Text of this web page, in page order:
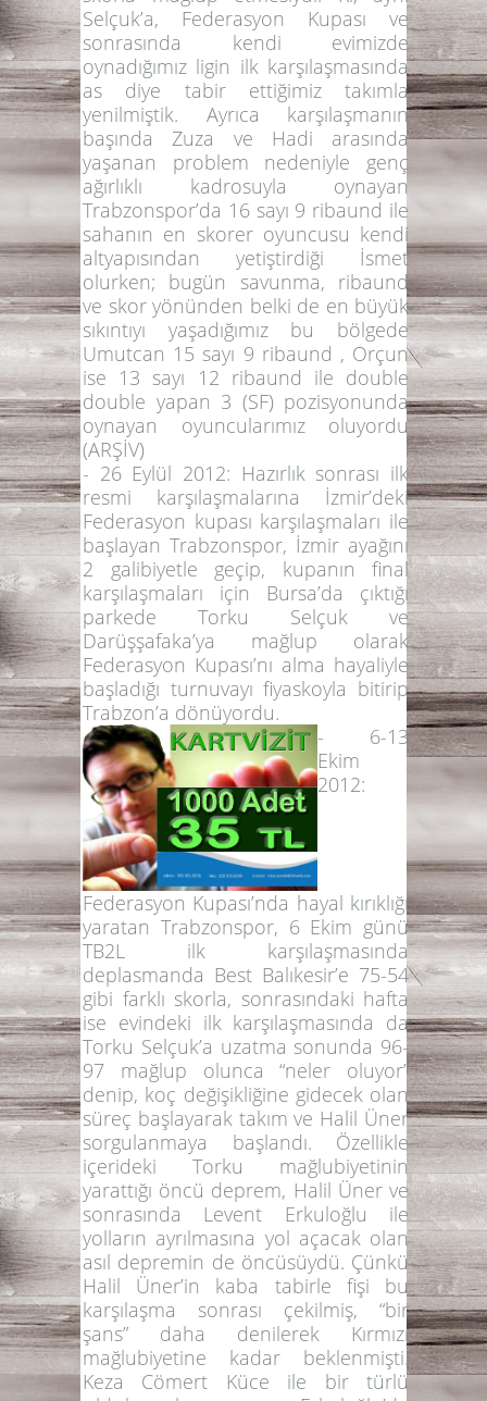
Selçuk’a, Federasyon Kupası ve
sonrasında kendi evimizde
oynadığımız ligin ilk karşılaşmasında
as diye tabir ettiğimiz takımla
yenilmiştik. Ayrıca karşılaşmanın
başında Zuza ve Hadi arasında
yaşanan problem nedeniyle genç
ağırlıklı kadrosuyla oynayan
Trabzonspor’da 16 sayı 9 ribaund ile
sahanın en skorer oyuncusu kendi
altyapısından yetiştirdiği İsmet
olurken; bugün savunma, ribaund
ve skor yönünden belki de en büyük
sıkıntıyı yaşadığımız bu bölgede
Umutcan 15 sayı 9 ribaund , Orçun
ise 13 sayı 12 ribaund ile double
double yapan 3 (SF) pozisyonunda
oynayan oyuncularımız oluyordu
(ARŞİV)
- 26 Eylül 2012: Hazırlık sonrası ilk
resmi karşılaşmalarına İzmir’deki
Federasyon kupası karşılaşmaları ile
başlayan Trabzonspor, İzmir ayağını
2 galibiyetle geçip, kupanın final
karşılaşmaları için Bursa’da çıktığı
parkede Torku Selçuk ve
Darüşşafaka’ya mağlup olarak
Federasyon Kupası’nı alma hayaliyle
başladığı turnuvayı fiyaskoyla bitirip
Trabzon’a dönüyordu.
- 6-13
Ekim
2012:
Federasyon Kupası’nda hayal kırıklığı
yaratan Trabzonspor, 6 Ekim günü
TB2L ilk karşılaşmasında
deplasmanda Best Balıkesir’e 75-54
gibi farklı skorla, sonrasındaki hafta
ise evindeki ilk karşılaşmasında da
Torku Selçuk’a uzatma sonunda 96-
97 mağlup olunca“neler oluyor”
denip, koç değişikliğine gidecek olan
süreç başlayarak takım ve Halil Üner
sorgulanmaya başlandı. Özellikle
içerideki Torku mağlubiyetinin
yarattığı öncü deprem, Halil Üner ve
sonrasında Levent Erkuloğlu ile
yolların ayrılmasına yol açacak olan
asıl depremin de öncüsüydü. Çünkü
Halil Üner’in kaba tabirle fişi bu
karşılaşma sonrası çekilmiş, “bir
şans” daha denilerek Kırmızı
mağlubiyetine kadar beklenmişti.
Keza Cömert Küce ile bir türlü